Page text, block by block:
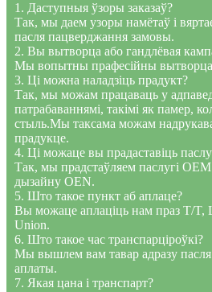
1. Даступныя ўзоры заказаў?
Так, мы даем узоры намётаў і
пасля пацверджання замовы.
2. Вы вытворца або гандлёвая
Мы вопытны прафесійны
3. Ці можна наладзіць прадукт?
Так, мы можам працаваць у
патрабаваннямі, такімі як памер,
стыль.Мы таксама можам
прадукце.
4. Ці можаце вы прадаставіць
Так, мы прадстаўляем паслугі
дызайну OEN.
5. Што такое пункт аб аплаце?
Вы можаце аплаціць нам праз T/T,
Union.
6. Што такое час транспарціроўкі?
Мы вышлем вам тавар адразу
аплаты.
7. Якая цана і транспарт?